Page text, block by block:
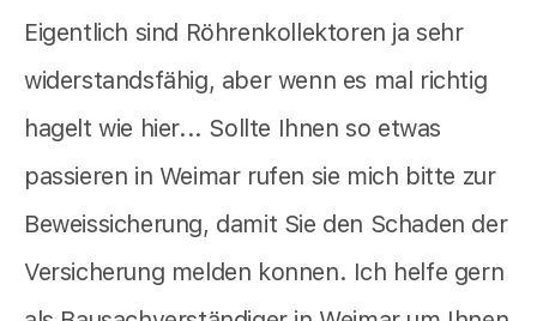
Eigentlich sind Röhrenkollektoren ja sehr
widerstandsfähig, aber wenn es mal richtig
hagelt wie hier... Sollte Ihnen so etwas
passieren in Weimar rufen sie mich bitte zur
Beweissicherung, damit Sie den Schaden der
Versicherung melden konnen. Ich helfe gern